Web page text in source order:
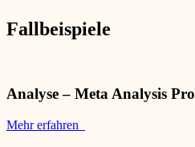
Fallbeispiele
Analyse – Meta Analysis
Mehr erfahren